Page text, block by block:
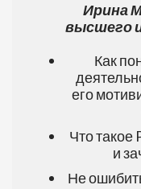
Ирина
высшего
Как
его
Что такое
и
Не